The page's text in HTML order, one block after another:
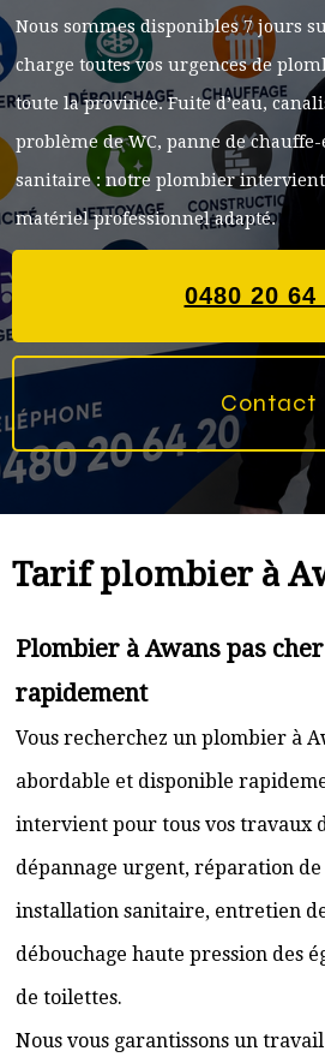
Nous sommes disponibles 7 jours
charge toutes vos urgences de
toute la province. Fuite d’eau,
problème de WC, panne de
sanitaire : notre plombier
matériel professionnel adapté.
0480 20 64
Contact
Tarif plombier à
Plombier à Awans pas
rapidement
Vous recherchez un plombier à
abordable et disponible
intervient pour tous vos travaux
dépannage urgent, réparation de
installation sanitaire, entretien
débouchage haute pression des
de toilettes.
Nous vous garantissons un